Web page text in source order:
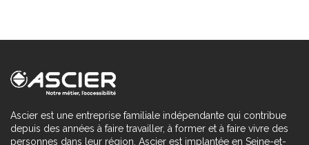
Ascier est une entreprise familiale indépendante qui contribue
depuis des années à faire travailler, à former et à faire vivre des
personnes dans leur région. Ascier est implantée en Seine-et-